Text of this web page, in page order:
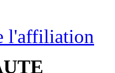
l'affiliation